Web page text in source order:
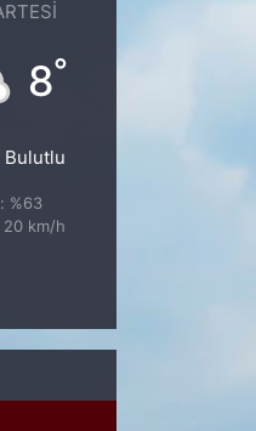
8°
Bulutlu
%63
20 km/h